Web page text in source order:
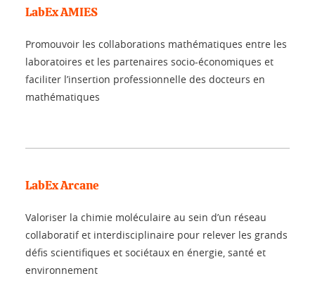
LabEx AMIES
Promouvoir les collaborations mathématiques entre les
laboratoires et les partenaires socio-économiques et
faciliter l’insertion professionnelle des docteurs en
mathématiques
LabEx Arcane
Valoriser la chimie moléculaire au sein d’un réseau
collaboratif et interdisciplinaire pour relever les grands
défis scientifiques et sociétaux en énergie, santé et
environnement